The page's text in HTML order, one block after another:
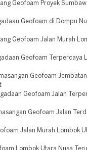
Geofoam Proyek
Geofoam di Dompu
Geofoam Jalan Murah
Geofoam Terpercaya
Geofoam
Geofoam Jalan
Geofoam Jalan
Jalan Murah Lombok
Lombok Utara Nusa